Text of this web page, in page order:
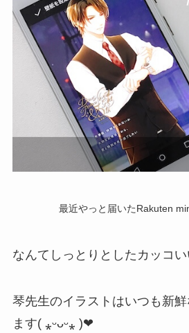
最近やっと届いたRakuten
なんてしっとりとしたカッコ
琴先生のイラストはいつも新
ます( ⁎ᵕᴗᵕ⁎ )❤︎